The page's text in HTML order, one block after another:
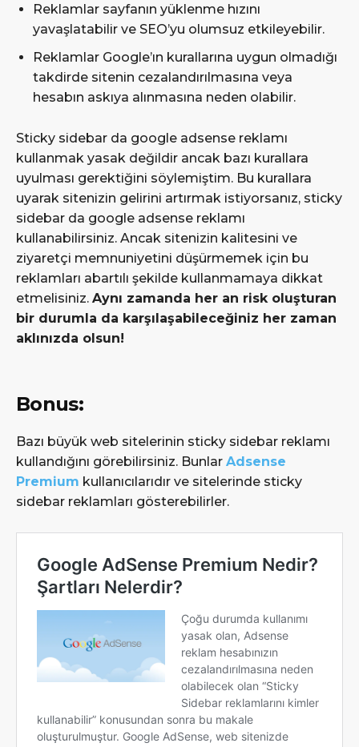
Reklamlar sayfanın yüklenme hızını
yavaşlatabilir ve SEO’yu olumsuz etkileyebilir.
Reklamlar Google’ın kurallarına uygun olmadığı
takdirde sitenin cezalandırılmasına veya
hesabın askıya alınmasına neden olabilir.
Sticky sidebar da google adsense reklamı
kullanmak yasak değildir ancak bazı kurallara
uyulması gerektiğini söylemiştim. Bu kurallara
uyarak sitenizin gelirini artırmak istiyorsanız, sticky
sidebar da google adsense reklamı
kullanabilirsiniz. Ancak sitenizin kalitesini ve
ziyaretçi memnuniyetini düşürmemek için bu
reklamları abartılı şekilde kullanmamaya dikkat
etmelisiniz. Aynı zamanda her an risk oluşturan
bir durumla da karşılaşabileceğiniz her zaman
aklınızda olsun!
Bonus:
Bazı büyük web sitelerinin sticky sidebar reklamı
kullandığını görebilirsiniz. Bunlar Adsense
Premium kullanıcılarıdır ve sitelerinde sticky
sidebar reklamları gösterebilirler.